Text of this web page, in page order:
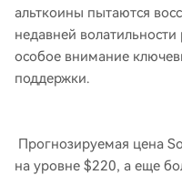
альткоины пытаются
недавней
особое внимание
поддержки.
Прогнозируемая цена
на уровне $220, а еще